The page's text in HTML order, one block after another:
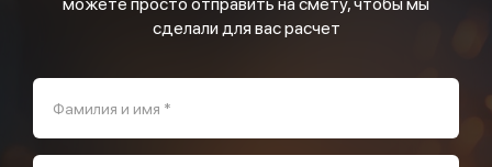
можете просто отправить на смету, чтобы мы
сделали для вас расчет
Фамилия и имя *